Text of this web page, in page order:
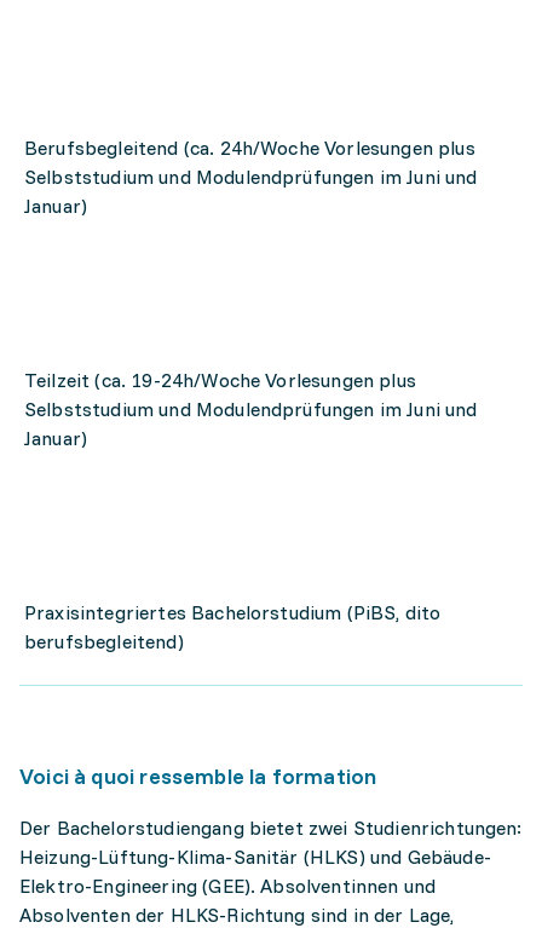
Berufsbegleitend (ca. 24h/Woche Vorlesungen plus
Selbststudium und Modulendprüfungen im Juni und
Januar)
Teilzeit (ca. 19-24h/Woche Vorlesungen plus
Selbststudium und Modulendprüfungen im Juni und
Januar)
Praxisintegriertes Bachelorstudium (PiBS, dito
berufsbegleitend)
Voici à quoi ressemble la formation
Der Bachelorstudiengang bietet zwei Studienrichtungen:
Heizung-Lüftung-Klima-Sanitär (HLKS) und Gebäude-
Elektro-Engineering (GEE). Absolventinnen und
Absolventen der HLKS-Richtung sind in der Lage,